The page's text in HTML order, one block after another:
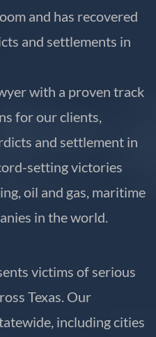
and has recovered
and settlements in
with a proven track
for our clients,
and settlement in
setting victories
oil and gas, maritime
in the world.
victims of serious
Texas. Our
including cities